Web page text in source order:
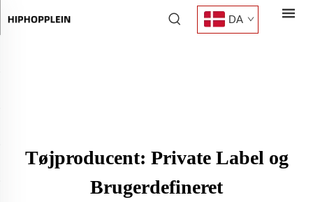
DA
Tøjproducent: Private Label og
Brugerdefineret